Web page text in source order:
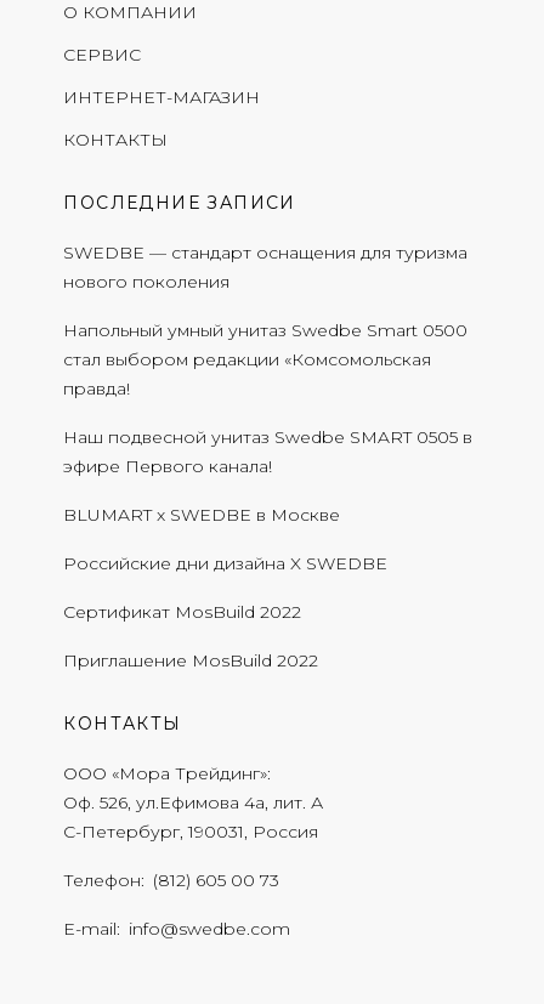
О КОМПАНИИ
СЕРВИС
ИНТЕРНЕТ-МАГАЗИН
КОНТАКТЫ
ПОСЛЕДНИЕ ЗАПИСИ
SWEDBE — стандарт оснащения для туризма
нового поколения
Напольный умный унитаз Swedbe Smart 0500
стал выбором редакции «Комсомольская
правда!
Наш подвесной унитаз Swedbe SMART 0505 в
эфире Первого канала!
BLUMART x SWEDBE в Москве
Российские дни дизайна X SWEDBE
Сертификат MosBuild 2022
Приглашение MosBuild 2022
КОНТАКТЫ
ООО «Мора Трейдинг»
Оф. 526, ул.Ефимова 4а, лит. А
С-Петербург, 190031, Россия
Телефон (812) 605 00 73
E-mail info@swedbe.com